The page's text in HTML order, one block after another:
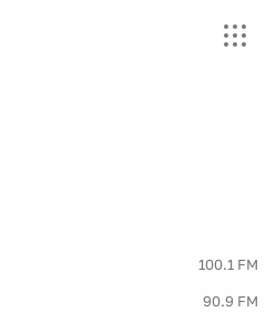
100.1 FM
90.9 FM